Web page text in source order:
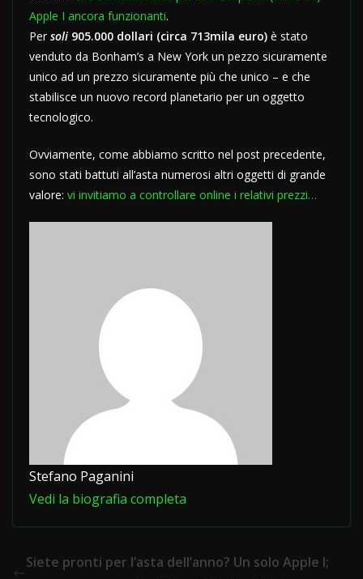
Apple I ancora funzionanti.
Per soli 905.000 dollari (circa 713mila euro) è stato
venduto da Bonham’s a New York un pezzo sicuramente
unico ad un prezzo sicuramente più che unico – e che
stabilisce un nuovo record planetario per un oggetto
tecnologico.
Ovviamente, come abbiamo scritto nel post precedente,
sono stati battuti all’asta numerosi altri oggetti di grande
valore: vi invitiamo a controllare online i relativi prezzi…
Stefano Paganini
Vedi la biografia completa
Siete pronti per l’asta dell’anno? Un solo Apple I;